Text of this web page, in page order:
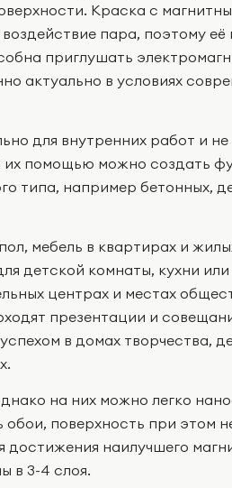
Краска с
пара, поэтому
приглушать
актуально в условиях
для внутренних работ и
помощью можно создать
типа, например бетонных,
мебель в квартирах и
детской комнаты, кухни
центрах и местах
презентации и
в домах творчества,
на них можно легко
поверхность при этом
достижения наилучшего
в 3-4 слоя.